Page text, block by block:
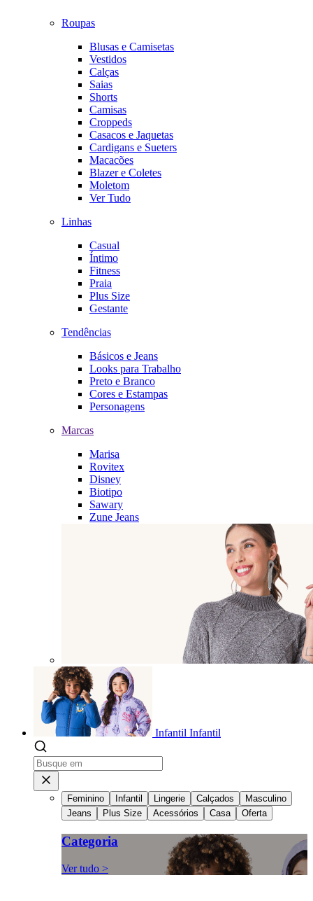
Roupas
Blusas e Camisetas
Vestidos
Calças
Saias
Shorts
Camisas
Croppeds
Casacos e Jaquetas
Cardigans e Sueters
Macacões
Blazer e Coletes
Moletom
Ver Tudo
Linhas
Casual
Íntimo
Fitness
Praia
Plus Size
Gestante
Tendências
Básicos e Jeans
Looks para Trabalho
Preto e Branco
Cores e Estampas
Personagens
Marcas
Marisa
Rovitex
Disney
Biotipo
Sawary
Zune Jeans
Infantil Infantil
Feminino Infantil Lingerie Calçados
Masculino
Jeans
Plus Size Acessórios Casa Oferta
Categoria
Ver tudo >